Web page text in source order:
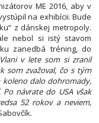
ME 2016, aby v
na exhibícii. Bude
z dánskej metropoly.
nebol si istý stavom
zanedbá tréning, do
Vlani v lete som si zranil
som zvažoval, čo s tým
koleno dalo dohromady,
návrate do USA však
52 rokov a neviem,